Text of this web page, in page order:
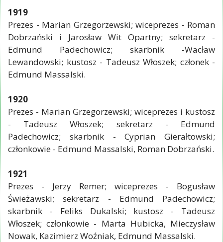
1919
Prezes - Marian Grzegorzewski; wiceprezes - Roman
Dobrzański i Jarosław Wit Opartny; sekretarz -
Edmund Padechowicz; skarbnik -Wacław
Lewandowski; kustosz - Tadeusz Włoszek; członek -
Edmund Massalski.
1920
Prezes - Marian Grzegorzewski; wiceprezes i kustosz
- Tadeusz Włoszek; sekretarz - Edmund
Padechowicz; skarbnik - Cyprian Gierałtowski;
członkowie - Edmund Massalski, Roman Dobrzański.
1921
Prezes - Jerzy Remer; wiceprezes - Bogusław
Świeżawski; sekretarz - Edmund Padechowicz;
skarbnik - Feliks Dukalski; kustosz - Tadeusz
Włoszek; członkowie - Marta Hubicka, Mieczysław
Nowak, Kazimierz Woźniak, Edmund Massalski.